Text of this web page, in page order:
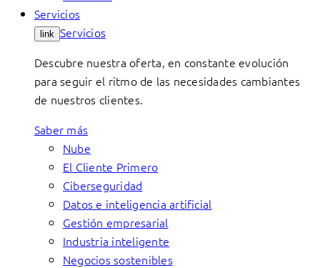
Servicios
link Servicios
Descubre nuestra oferta, en constante evolución
para seguir el ritmo de las necesidades cambiantes
de nuestros clientes.
Saber más
Nube
El Cliente Primero
Ciberseguridad
Datos e inteligencia artificial
Gestión empresarial
Industria inteligente
Negocios sostenibles